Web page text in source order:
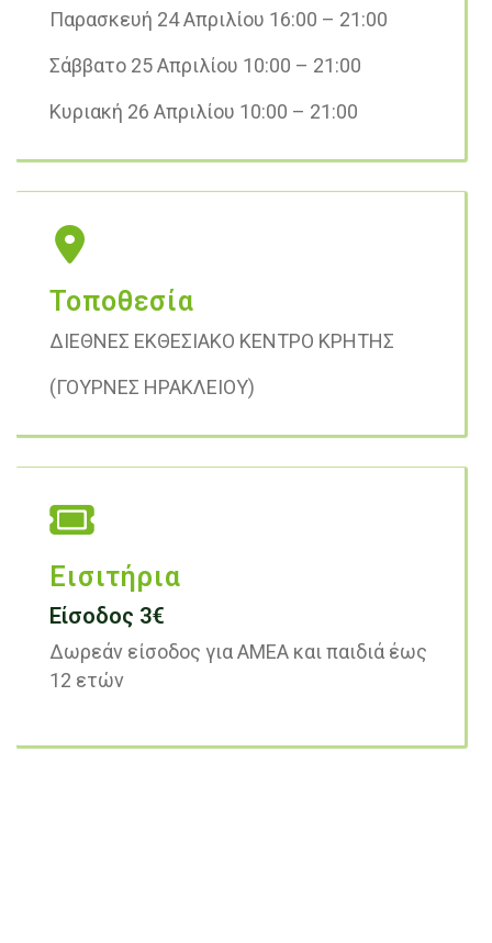
Παρασκευή 24 Απριλίου 16:00 – 21:00
Σάββατο 25 Απριλίου 10:00 – 21:00
Κυριακή 26 Απριλίου 10:00 – 21:00
Τοποθεσία
ΔΙΕΘΝΕΣ ΕΚΘΕΣΙΑΚΟ ΚΕΝΤΡΟ ΚΡΗΤΗΣ
(ΓΟΥΡΝΕΣ ΗΡΑΚΛΕΙΟΥ)
Εισιτήρια
Είσοδος 3€
Δωρεάν είσοδος για ΑΜΕΑ και παιδιά έως
12 ετών